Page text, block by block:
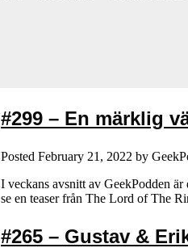
#299 – En märklig
Posted February 21, 2022 by
I veckans avsnitt av GeekPodden
se en teaser från The Lord of The
#265 – Gustav &